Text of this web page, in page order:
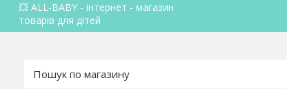
💥 ALL-BABY - інтернет - магазин
товарів для дітей